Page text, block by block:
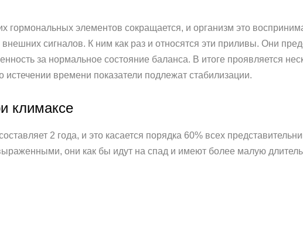
гормональных элементов сокращается, и организм это
внешних сигналов. К ним как раз и относятся эти приливы. Они
за нормальное состояние баланса. В итоге проявляется
времени показатели подлежат стабилизации.
климаксе
2 года, и это касается порядка 60% всех
они как бы идут на спад и имеют более малую